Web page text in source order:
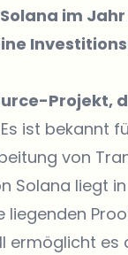
im
Projekt,
Es ist bekannt
von
Solana liegt
ermöglicht